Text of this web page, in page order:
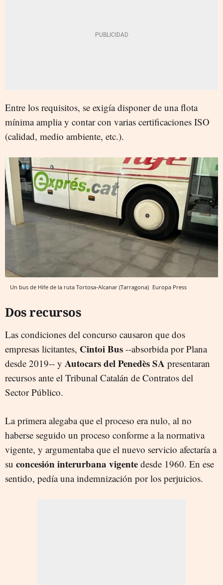
Entre los requisitos, se exigía disponer de una flota
mínima amplia y contar con varias certificaciones ISO
(calidad, medio ambiente, etc.).
Un bus de Hife de la ruta Tortosa-Alcanar (Tarragona) Europa Press
Dos recursos
Las condiciones del concurso causaron que dos
empresas licitantes, Cintoi Bus --absorbida por Plana
desde 2019-- y Autocars del Penedès SA presentaran
recursos ante el Tribunal Catalán de Contratos del
Sector Público.
La primera alegaba que el proceso era nulo, al no
haberse seguido un proceso conforme a la normativa
vigente, y argumentaba que el nuevo servicio afectaría a
su concesión interurbana vigente desde 1960. En ese
sentido, pedía una indemnización por los perjuicios.